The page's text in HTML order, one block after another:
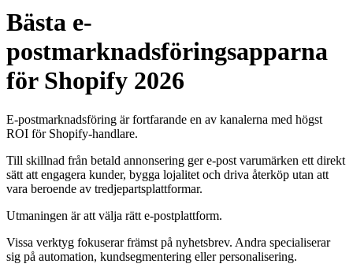
Bästa e-
postmarknadsföringsapparna
för Shopify 2026
E-postmarknadsföring är fortfarande en av kanalerna med högst
ROI för Shopify-handlare.
Till skillnad från betald annonsering ger e-post varumärken ett direkt
sätt att engagera kunder, bygga lojalitet och driva återköp utan att
vara beroende av tredjepartsplattformar.
Utmaningen är att välja rätt e-postplattform.
Vissa verktyg fokuserar främst på nyhetsbrev. Andra specialiserar
sig på automation, kundsegmentering eller personalisering.